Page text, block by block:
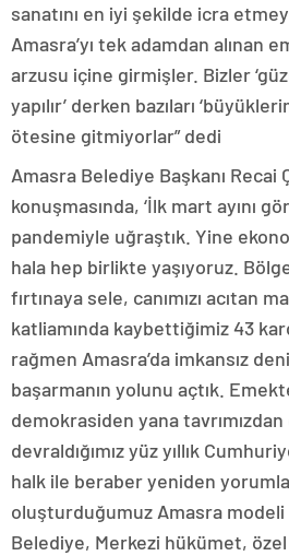
sanatını en iyi şekilde icra
Amasra’yı tek adamdan alınan
arzusu içine girmişler. Bizler
yapılır’ derken bazıları
ötesine gitmiyorlar” dedi
Amasra Belediye Başkanı Recai
konuşmasında, ‘İlk mart ayını
pandemiyle uğraştık. Yine
hala hep birlikte yaşıyoruz.
fırtınaya sele, canımızı acıtan
katliamında kaybettiğimiz 43
rağmen Amasra’da imkansız
başarmanın yolunu açtık.
demokrasiden yana
devraldığımız yüz yıllık
halk ile beraber yeniden
oluşturduğumuz Amasra modeli
Belediye, Merkezi hükümet,